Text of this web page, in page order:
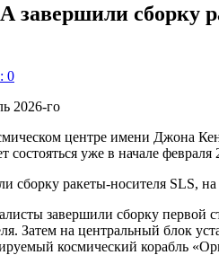
сборку
0
2026-го
центре имени Джона
уже в начале февраля
завершили сборку первой
Затем на центральный блок
космический корабль